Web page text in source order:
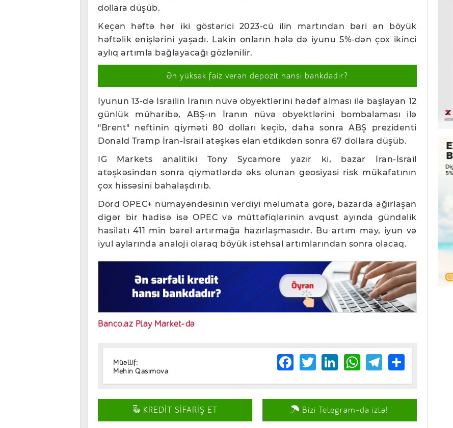
dollara düşüb.
Keçən həftə hər iki göstərici 2023-cü ilin martından bəri ən böyük
həftəlik enişlərini yaşadı. Lakin onların hələ də iyunu 5%-dən çox ikinci
aylıq artımla bağlayacağı gözlənilir.
Ən yüksək faiz verən depozit hansı bankdadır?
İyunun 13-də İsrailin İranın nüvə obyektlərini hədəf alması ilə başlayan 12
günlük müharibə, ABŞ-ın İranın nüvə obyektlərini bombalaması ilə
"Brent" neftinin qiyməti 80 dolları keçib, daha sonra ABŞ prezidenti
Donald Tramp İran-İsrail atəşkəs elan etdikdən sonra 67 dollara düşüb.
IG Markets analitiki Tony Sycamore yazır ki, bazar İran-İsrail
atəşkəsindən sonra qiymətlərdə əks olunan geosiyasi risk mükafatının
çox hissəsini bahalaşdırıb.
Dörd OPEC+ nümayəndəsinin verdiyi məlumata görə, bazarda ağırlaşan
digər bir hadisə isə OPEC və müttəfiqlərinin avqust ayında gündəlik
hasilatı 411 min barel artırmağa hazırlaşmasıdır. Bu artım may, iyun və
iyul aylarında analoji olaraq böyük istehsal artımlarından sonra olacaq.
Banco.az Play Market-də
Müəllif:
Mehin Qasımova
Facebook
TwitterLinkedIn
WhatsApp
Telegram
Share
KREDİT SİFARİŞ ET Bizi Telegram-da izlə!